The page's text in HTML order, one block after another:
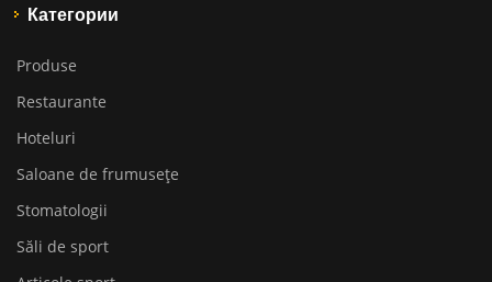
Категории
Produse
Restaurante
Hoteluri
Saloane de frumusețe
Stomatologii
Săli de sport